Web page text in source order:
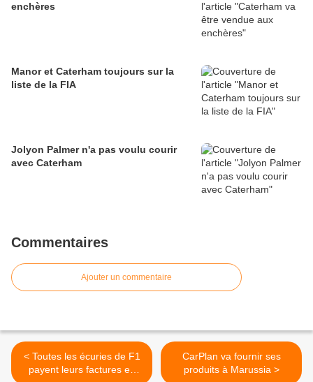
enchères
Manor et Caterham toujours sur la
liste de la FIA
Jolyon Palmer n'a pas voulu courir
avec Caterham
Commentaires
Ajouter un commentaire
< Toutes les écuries de F1
payent leurs factures en
CarPlan va fournir ses
produits à Marussia >